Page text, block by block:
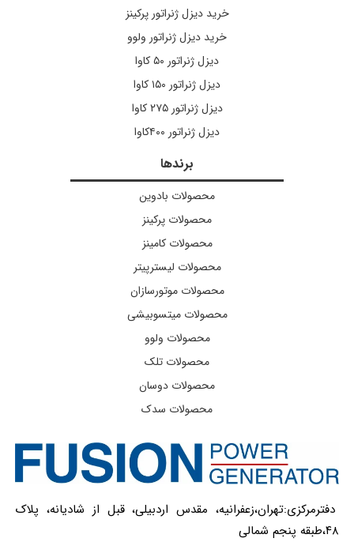
دفترمرکزی:تهران،زعفرانیه، مقدس اردبیلی، قبل از شادیانه، پلاک
۴۸،طبقه پنجم شمالی
برندها
محصولات بادوین
محصولات پرکینز
محصولات کامینز
محصولات لیسترپیتر
محصولات موتورسازان
محصولات میتسوبیشی
محصولات ولوو
محصولات تلک
محصولات دوسان
محصولات سدک
خرید دیزل ژنراتور پرکینز
خرید دیزل ژنراتور ولوو
دیزل ژنراتور ۵۰ کاوا
دیزل ژنراتور ۱۵۰ کاوا
دیزل ژنراتور ۲۷۵ کاوا
دیزل ژنراتور ۴۰۰کاوا